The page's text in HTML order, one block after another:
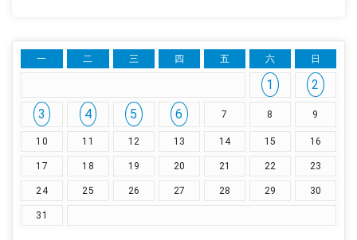
一 二 三 四 五 六 日
1
2
3
4 5 6 7 8 9
10 11 12 13 14 15 16
17 18 19 20 21 22 23
24 25 26 27 28 29 30
31